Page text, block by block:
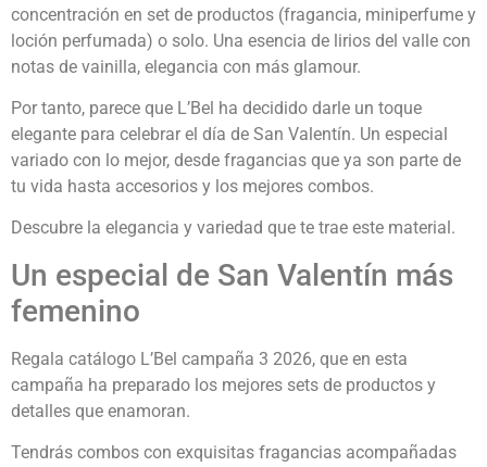
concentración en set de productos (fragancia, miniperfume y
loción perfumada) o solo. Una esencia de lirios del valle con
notas de vainilla, elegancia con más glamour.
Por tanto, parece que L’Bel ha decidido darle un toque
elegante para celebrar el día de San Valentín. Un especial
variado con lo mejor, desde fragancias que ya son parte de
tu vida hasta accesorios y los mejores combos.
Descubre la elegancia y variedad que te trae este material.
Un especial de San Valentín más
femenino
Regala catálogo L’Bel campaña 3 2026, que en esta
campaña ha preparado los mejores sets de productos y
detalles que enamoran.
Tendrás combos con exquisitas fragancias acompañadas